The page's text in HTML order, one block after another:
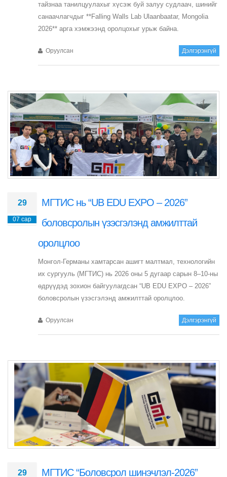
тайзнаа танилцуулахыг хүсэж буй залуу судлаач, шинийг
санаачлагчдыг **Falling Walls Lab Ulaanbaatar, Mongolia
2026** арга хэмжээнд оролцохыг урьж байна.
Оруулсан Дэлгэрэнгүй
29
07 сар
МГТИС нь “UB EDU EXPO – 2026”
боловсролын үзэсгэлэнд амжилттай
оролцлоо
Монгол-Германы хамтарсан ашигт малтмал, технологийн
их сургууль (МГТИС) нь 2026 оны 5 дугаар сарын 8–10-ны
өдрүүдэд зохион байгуулагдсан “UB EDU EXPO – 2026”
боловсролын үзэсгэлэнд амжилттай оролцлоо.
Оруулсан Дэлгэрэнгүй
29 МГТИС “Боловсрол шинэчлэл-2026”